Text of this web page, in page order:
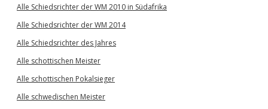
Alle Schiedsrichter der WM 2010 in Südafrika
Alle Schiedsrichter der WM 2014
Alle Schiedsrichter des Jahres
Alle schottischen Meister
Alle schottischen Pokalsieger
Alle schwedischen Meister